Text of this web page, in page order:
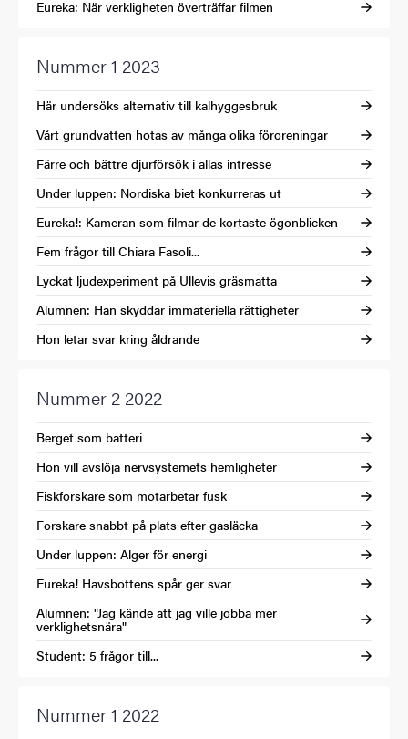
Eureka: När verkligheten överträffar filmen
Nummer 1 2023
Här undersöks alternativ till kalhyggesbruk
Vårt grundvatten hotas av många olika föroreningar
Färre och bättre djurförsök i allas intresse
Under luppen: Nordiska biet konkurreras ut
Eureka!: Kameran som filmar de kortaste ögonblicken
Fem frågor till Chiara Fasoli...
Lyckat ljudexperiment på Ullevis gräsmatta
Alumnen: Han skyddar immateriella rättigheter
Hon letar svar kring åldrande
Nummer 2 2022
Berget som batteri
Hon vill avslöja nervsystemets hemligheter
Fiskforskare som motarbetar fusk
Forskare snabbt på plats efter gasläcka
Under luppen: Alger för energi
Eureka! Havsbottens spår ger svar
Alumnen: "Jag kände att jag ville jobba mer
verklighetsnära"
Student: 5 frågor till...
Nummer 1 2022